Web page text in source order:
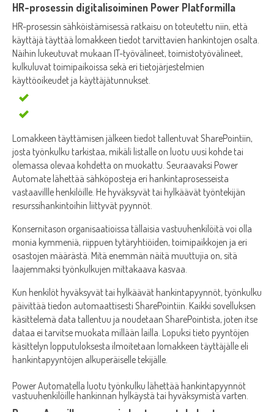
HR-prosessin digitalisoiminen Power Platformilla
HR-prosessin sähköistämisessä ratkaisu on toteutettu niin, että
käyttäjä täyttää lomakkeen tiedot tarvittavien hankintojen osalta.
Näihin lukeutuvat mukaan IT-työvälineet, toimistotyövälineet,
kulkuluvat toimipaikoissa sekä eri tietojärjestelmien
käyttöoikeudet ja käyttäjätunnukset.
Lomakkeen täyttämisen jälkeen tiedot tallentuvat SharePointiin,
josta työnkulku tarkistaa, mikäli listalle on luotu uusi kohde tai
olemassa olevaa kohdetta on muokattu. Seuraavaksi Power
Automate lähettää sähköposteja eri hankintaprosesseista
vastaavillle henkilöille. He hyväksyvät tai hylkäävät työntekijän
resurssihankintoihin liittyvät pyynnöt.
Konsernitason organisaatioissa tällaisia vastuuhenkilöitä voi olla
monia kymmeniä, riippuen tytäryhtiöiden, toimipaikkojen ja eri
osastojen määrästä. Mitä enemmän näitä muuttujia on, sitä
laajemmaksi työnkulkujen mittakaava kasvaa.
Kun henkilöt hyväksyvät tai hylkäävät hankintapyynnöt, työnkulku
päivittää tiedon automaattisesti SharePointiin. Kaikki sovelluksen
käsittelemä data tallentuu ja noudetaan SharePointista, joten itse
dataa ei tarvitse muokata millään lailla. Lopuksi tieto pyyntöjen
käsittelyn lopputuloksesta ilmoitetaan lomakkeen täyttäjälle eli
hankintapyyntöjen alkuperäiselle tekijälle.
Power Automatella luotu työnkulku lähettää hankintapyynnöt
vastuuhenkilöille hankinnan hylkäystä tai hyväksymistä varten.